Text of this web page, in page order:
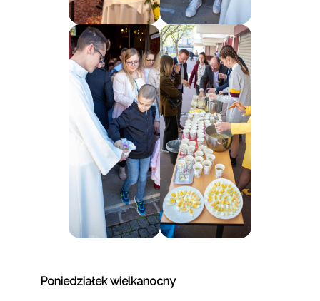
Poniedziałek wielkanocny